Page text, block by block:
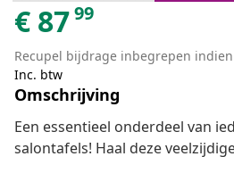
€ 8799
Recupel bijdrage inbegrepen
Inc. btw
Omschrijving
Een essentieel onderdeel van
salontafels! Haal deze